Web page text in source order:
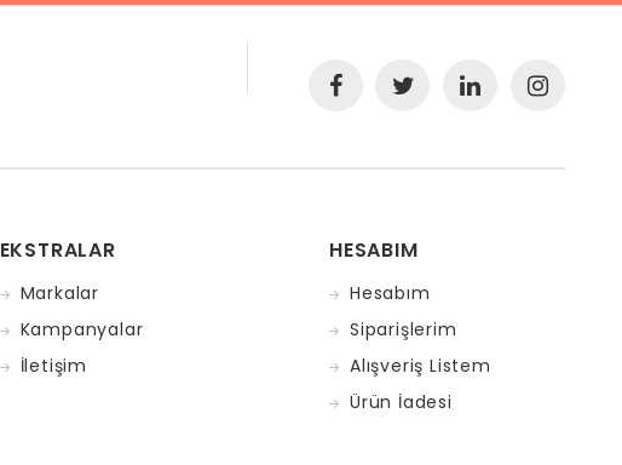
EKSTRALAR
Markalar
Kampanyalar
İletişim
HESABIM
Hesabım
Siparişlerim
Alışveriş Listem
Ürün İadesi